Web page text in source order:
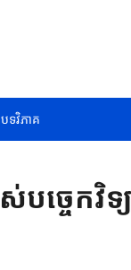
បទវិភាគ
ស់​បច្ចេក